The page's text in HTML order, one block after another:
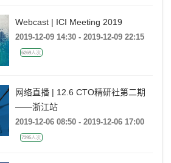
Webcast | ICI Meeting 2019
2019-12-09 14:30 - 2019-12-09 22:15
6269人次
网络直播 | 12.6 CTO精研社第二期
——浙江站
2019-12-06 08:50 - 2019-12-06 17:00
7395人次